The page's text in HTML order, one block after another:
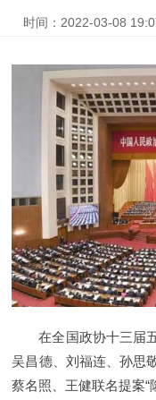
时间：2022-03-08
在全国政协十三届
吴昌德、刘福连、孙思
蔡名照、王健联名提案“